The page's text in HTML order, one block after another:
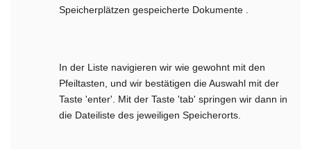
Speicherplätzen gespeicherte Dokumente .
In der Liste navigieren wir wie gewohnt mit den
Pfeiltasten, und wir bestätigen die Auswahl mit der
Taste 'enter'. Mit der Taste 'tab' springen wir dann in
die Dateiliste des jeweiligen Speicherorts.